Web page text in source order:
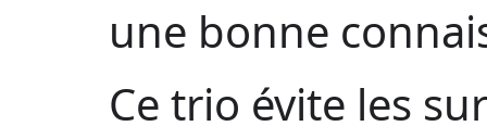
une bonne
Ce trio évite les